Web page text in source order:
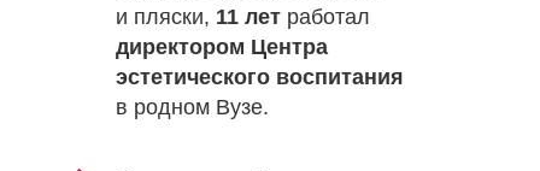
и пляски, 11 лет работал
директором Центра
эстетического воспитания
в родном Вузе.